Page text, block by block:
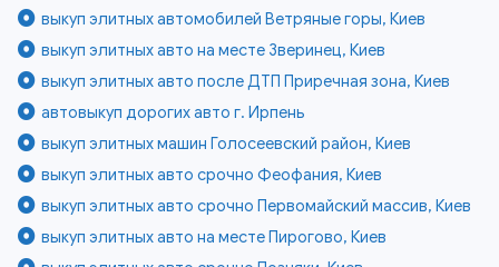
выкуп элитных автомобилей Ветряные горы, Киев
выкуп элитных авто на месте Зверинец, Киев
выкуп элитных авто после ДТП Приречная зона, Киев
автовыкуп дорогих авто г. Ирпень
выкуп элитных машин Голосеевский район, Киев
выкуп элитных авто срочно Феофания, Киев
выкуп элитных авто срочно Первомайский массив, Киев
выкуп элитных авто на месте Пирогово, Киев